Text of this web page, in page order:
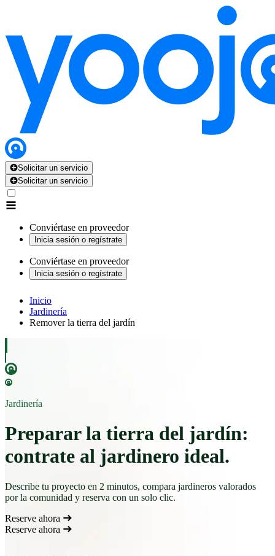
Solicitar un servicio
Solicitar un servicio
Conviértase en proveedor
Inicia sesión o regístrate
Conviértase en proveedor
Inicia sesión o regístrate
Inicio
Jardinería
Remover la tierra del jardín
Jardinería
Preparar la tierra del jardín:
contrate al jardinero ideal.
Describe tu proyecto en 2 minutos, compara jardineros valorados
por la comunidad y reserva con un solo clic.
Reserve ahora
Reserve ahora